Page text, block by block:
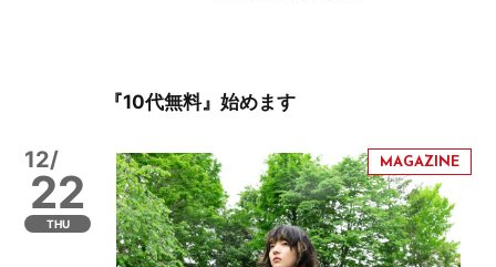
『10代無料』始めます
12/
22
THU